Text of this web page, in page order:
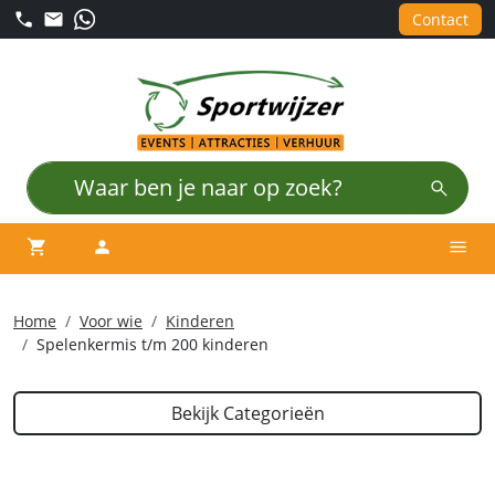
Contact
winkelwagen
account
Home Voor wie
Kinderen
Spelenkermis t/m 200 kinderen
Bekijk Categorieën